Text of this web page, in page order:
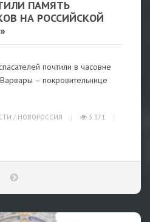
ПАМЯТЬ
НА РОССИЙСКОЙ
почтили в часовне
– покровительнице
/ НОВОРОССИЯ
3 371